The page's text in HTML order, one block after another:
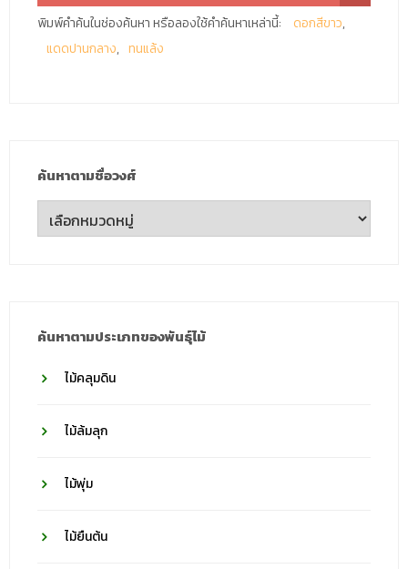
พิมพ์คำค้นในช่องค้นหา หรือลองใช้คำค้นหาเหล่านี้:
ดอกสีขาว
แดดปานกลาง
ทนแล้ง
ค้นหาตามชื่อวงศ์
ค้นหา
ตาม
ค้นหาตามประเภทของพันธุ์ไม้
ไม้คลุมดิน
ไม้ล้มลุก
ไม้พุ่ม
ไม้ยืนต้น